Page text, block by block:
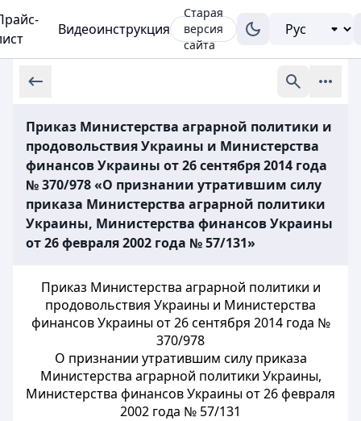
Видеоинструкция
Старая
версия
сайта
Приказ Министерства аграрной политики и
продовольствия Украины и Министерства
финансов Украины от 26 сентября 2014 года
№ 370/978 «О признании утратившим силу
приказа Министерства аграрной политики
Украины, Министерства финансов Украины
от 26 февраля 2002 года № 57/131»
Приказ Министерства аграрной политики и
продовольствия Украины и Министерства
финансов Украины от 26 сентября 2014 года №
370/978
О признании утратившим силу приказа
Министерства аграрной политики Украины,
Министерства финансов Украины от 26 февраля
2002 года № 57/131